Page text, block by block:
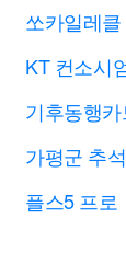
쏘카일레
KT 컨소시
기후동행카
가평군 추
플스5 프로